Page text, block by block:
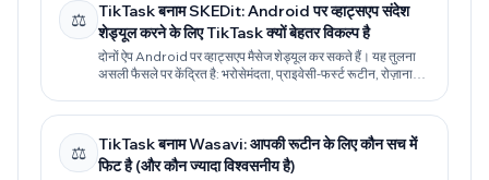
⚖️
TikTask बनाम SKEDit: Android पर व्हाट्सएप संदेश
शेड्यूल करने के लिए TikTask क्यों बेहतर विकल्प है
दोनों ऐप Android पर व्हाट्सएप मैसेज शेड्यूल कर सकते हैं। यह तुलना
असली फैसले पर केंद्रित है: भरोसेमंदता, प्राइवेसी-फर्स्ट रूटीन, रोज़ाना
⚖️
TikTask बनाम Wasavi: आपकी रूटीन के लिए कौन सच में
फिट है (और कौन ज्यादा विश्वसनीय है)